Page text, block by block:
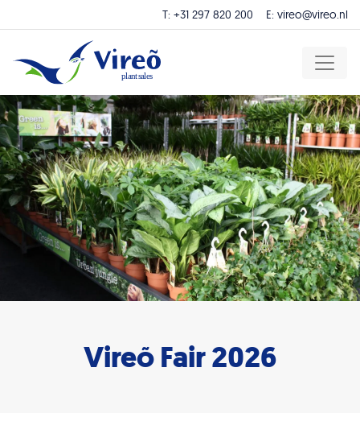
T: +31 297 820 200 E: vireo@vireo.nl
Vireõ Fair 2026